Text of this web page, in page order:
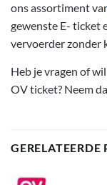
ons assortiment
gewenste E- ticket
vervoerder zonder
Heb je vragen of
OV ticket? Neem
GERELATEERDE